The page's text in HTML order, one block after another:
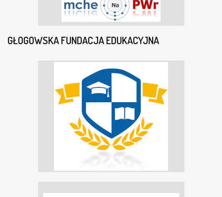
GŁOGOWSKA FUNDACJA EDUKACYJNA